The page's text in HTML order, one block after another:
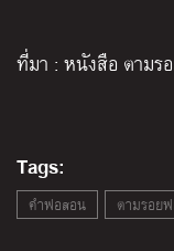
ที่มา : หนังสือ ตามร
Tags:
คำพ่อสอน ตามรอย